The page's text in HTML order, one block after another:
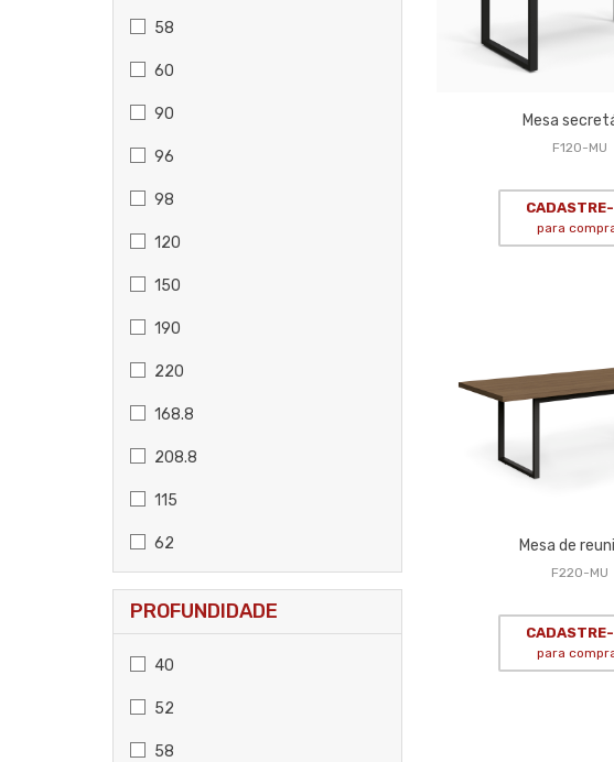
58
60
90
96
98
120
150
190
220
168.8
208.8
115
62
PROFUNDIDADE
40
52
58
Mesa
F120-MU
para
Mesa de
F220-MU
para